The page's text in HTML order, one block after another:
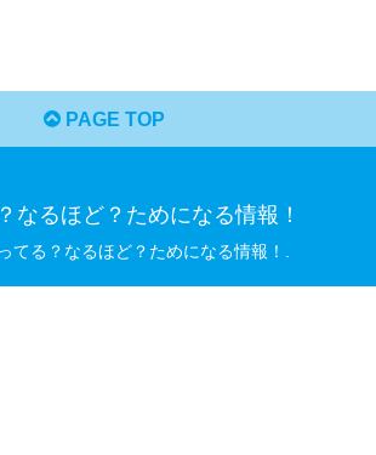
PAGE TOP
なるほど？ためになる情報！
てる？なるほど？ためになる情報！.